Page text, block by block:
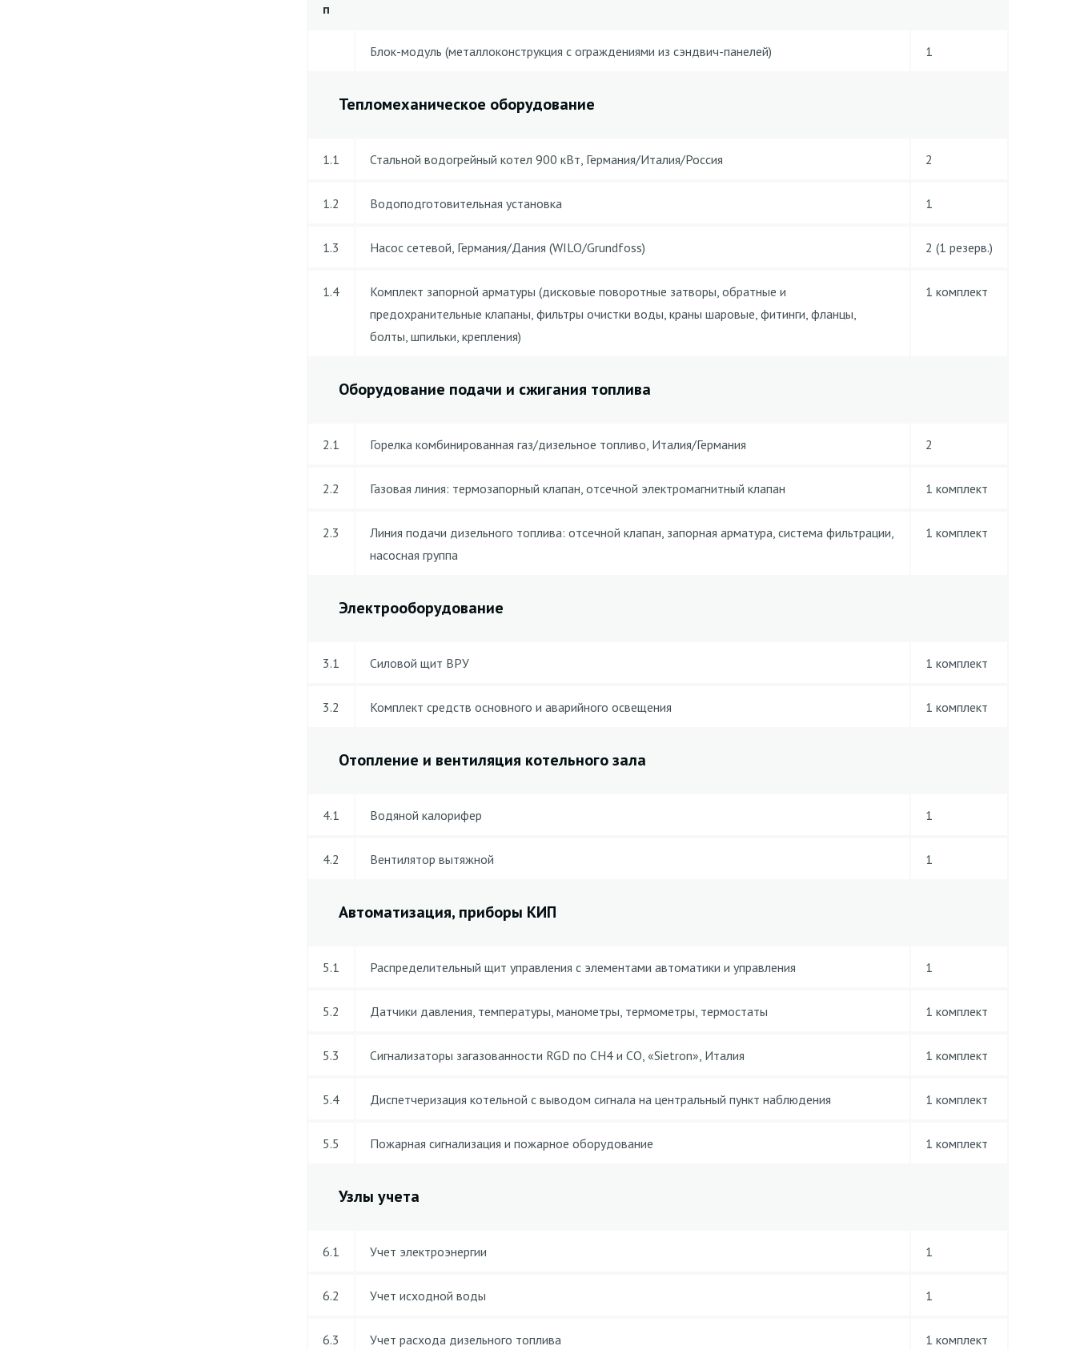
п
Блок-модуль (металлоконструкция с ограждениями из сэндвич-панелей) 1
Тепломеханическое оборудование
1.1 Стальной водогрейный котел 900 кВт, Германия/Италия/Россия 2
1.2 Водоподготовительная установка 1
1.3 Насос сетевой, Германия/Дания (WILO/Grundfoss) 2 (1 резерв.)
1.4
Комплект запорной арматуры (дисковые поворотные затворы, обратные и
предохранительные клапаны, фильтры очистки воды, краны шаровые, фитинги, фланцы,
болты, шпильки, крепления)
1 комплект
Оборудование подачи и сжигания топлива
2.1 Горелка комбинированная газ/дизельное топливо, Италия/Германия 2
2.2 Газовая линия: термозапорный клапан, отсечной электромагнитный клапан 1 комплект
2.3
Линия подачи дизельного топлива: отсечной клапан, запорная арматура, система фильтрации,
насосная группа
1 комплект
Электрооборудование
3.1 Силовой щит ВРУ 1 комплект
3.2 Комплект средств основного и аварийного освещения 1 комплект
Отопление и вентиляция котельного зала
4.1 Водяной калорифер 1
4.2 Вентилятор вытяжной 1
Автоматизация, приборы КИП
5.1 Распределительный щит управления с элементами автоматики и управления 1
5.2 Датчики давления, температуры, манометры, термометры, термостаты 1 комплект
5.3 Сигнализаторы загазованности RGD по CH4 и CO, «Sietron», Италия 1 комплект
5.4 Диспетчеризация котельной с выводом сигнала на центральный пункт наблюдения 1 комплект
5.5 Пожарная сигнализация и пожарное оборудование 1 комплект
Узлы учета
6.1 Учет электроэнергии 1
6.2 Учет исходной воды 1
6.3 Учет расхода дизельного топлива 1 комплект